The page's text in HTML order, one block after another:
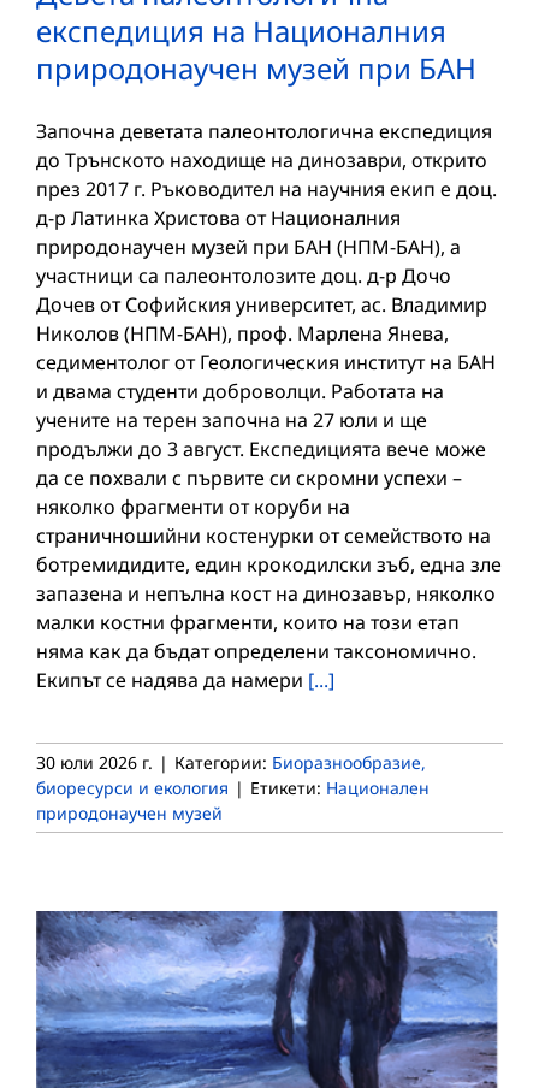
експедиция на Националния
природонаучен музей при БАН
Започна деветата палеонтологична експедиция
до Трънското находище на динозаври, открито
през 2017 г. Ръководител на научния екип е доц.
д-р Латинка Христова от Националния
природонаучен музей при БАН (НПМ-БАН), а
участници са палеонтолозите доц. д-р Дочо
Дочев от Софийския университет, ас. Владимир
Николов (НПМ-БАН), проф. Марлена Янева,
седиментолог от Геологическия институт на БАН
и двама студенти доброволци. Работата на
учените на терен започна на 27 юли и ще
продължи до 3 август. Експедицията вече може
да се похвали с първите си скромни успехи –
няколко фрагменти от коруби на
страничношийни костенурки от семейството на
ботремидидите, един крокодилски зъб, една зле
запазена и непълна кост на динозавър, няколко
малки костни фрагменти, които на този етап
няма как да бъдат определени таксономично.
Екипът се надява да намери [...]
30 юли 2026 г. | Категории: Биоразнообразие,
биоресурси и екология | Етикети: Национален
природонаучен музей